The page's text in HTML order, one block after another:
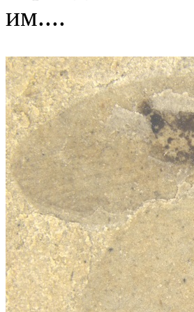
им....